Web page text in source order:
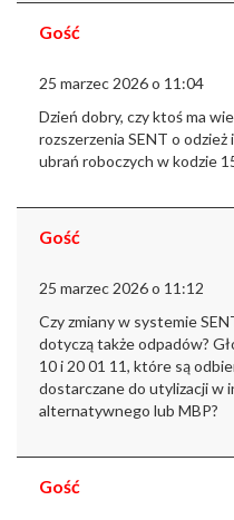
Gość
25 marzec 2026 o 11:04
Dzień dobry, czy ktoś ma
rozszerzenia SENT o
ubrań roboczych w kodzie
Gość
25 marzec 2026 o 11:12
Czy zmiany w systemie
dotyczą także odpadów?
10 i 20 01 11, które są
dostarczane do utylizacji w
alternatywnego lub MBP?
Gość